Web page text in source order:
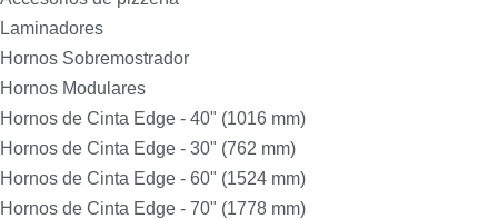
Laminadores
Hornos Sobremostrador
Hornos Modulares
Hornos de Cinta Edge - 40" (1016 mm)
Hornos de Cinta Edge - 30" (762 mm)
Hornos de Cinta Edge - 60" (1524 mm)
Hornos de Cinta Edge - 70" (1778 mm)